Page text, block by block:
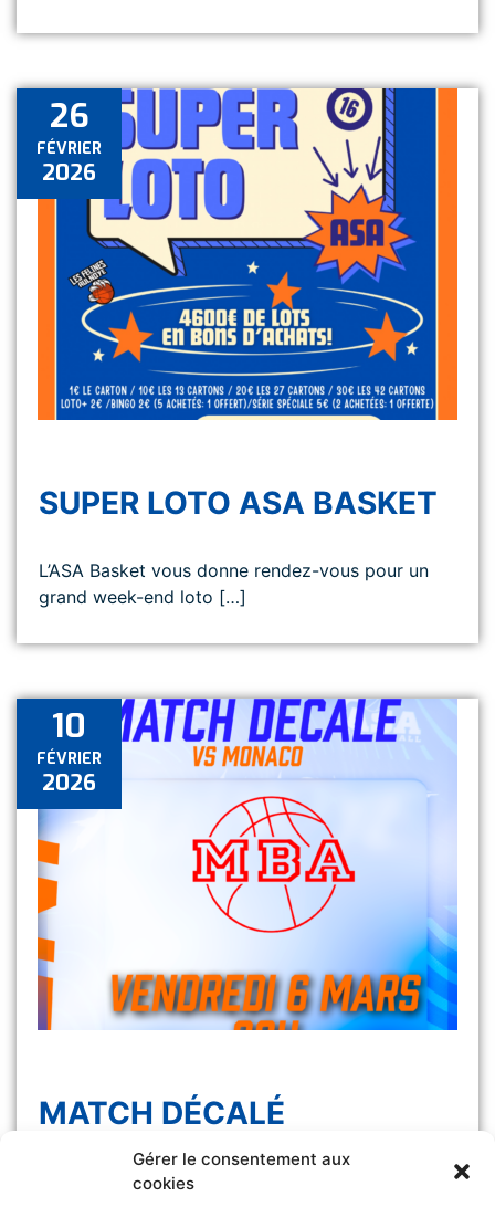
Gérer le consentement aux
cookies
26
FÉVRIER
2026
SUPER LOTO ASA BASKET
L’ASA Basket vous donne rendez-vous pour un
grand week-end loto […]
10
FÉVRIER
2026
MATCH DÉCALÉ
Le match Les Félines vs Monaco, initialement